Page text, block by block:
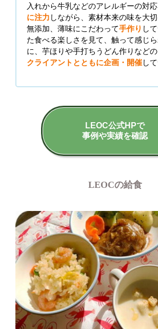
入れから牛乳などのアレルギーの対応
に注力 しながら、素材本来の味を大
無添加、薄味にこだわって手作り し
た食べる楽しさを見て、触って感じら
に、芋ほりや手打ちうどん作りなどの
クライアントとともに企画・開催し
LEOC公式HPで
事例や実績を確認
LEOCの給食